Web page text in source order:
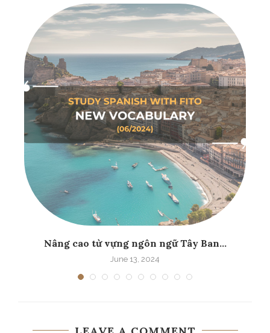
Nâng cao từ vựng ngôn ngữ Tây Ban...
June 13, 2024